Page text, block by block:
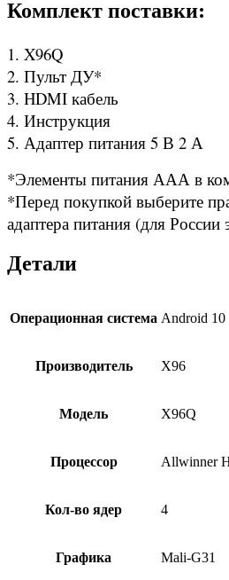
Комплект поставки:
1. X96Q
2. Пульт ДУ*
3. HDMI кабель
4. Инструкция
5. Адаптер питания 5 В 2 А
*Элементы питания ААА в
*Перед покупкой выберите
адаптера питания (для России
Детали
Операционная система Android 10
Производитель X96
Модель X96Q
Процессор Allwinner
Кол-во ядер 4
Графика Mali-G31